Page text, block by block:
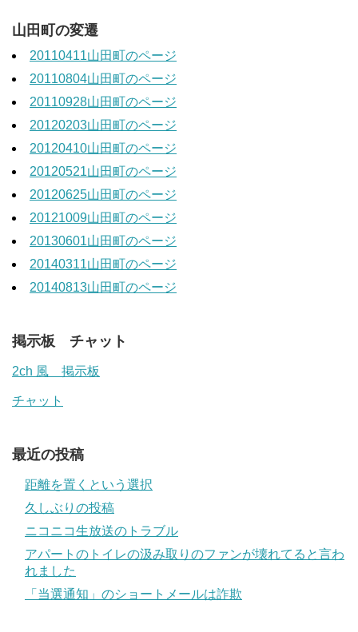
山田町の変遷
20110411山田町のページ
20110804山田町のページ
20110928山田町のページ
20120203山田町のページ
20120410山田町のページ
20120521山田町のページ
20120625山田町のページ
20121009山田町のページ
20130601山田町のページ
20140311山田町のページ
20140813山田町のページ
掲示板 チャット
2ch 風 掲示板
チャット
最近の投稿
距離を置くという選択
久しぶりの投稿
ニコニコ生放送のトラブル
アパートのトイレの汲み取りのファンが壊れてると言わ
れました
「当選通知」のショートメールは詐欺